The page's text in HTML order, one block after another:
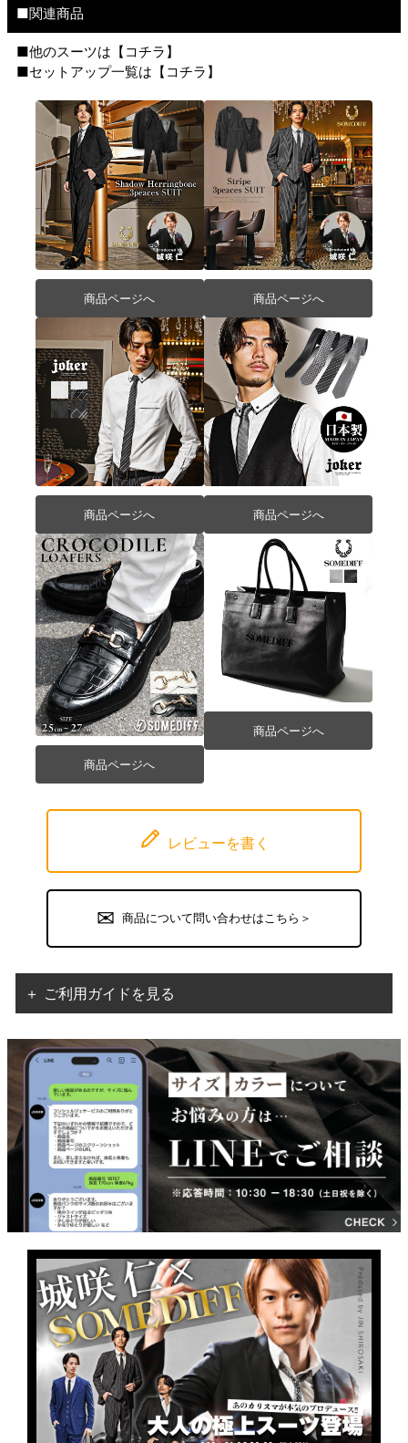
■関連商品
■他のスーツは【 コチラ 】
■セットアップ一覧は【 コチラ 】
商品ページへ 商品ページへ
商品ページへ 商品ページへ
商品ページへ
商品ページへ
レビューを書く
商品について問い合わせはこちら＞
＋ ご利用ガイドを見る